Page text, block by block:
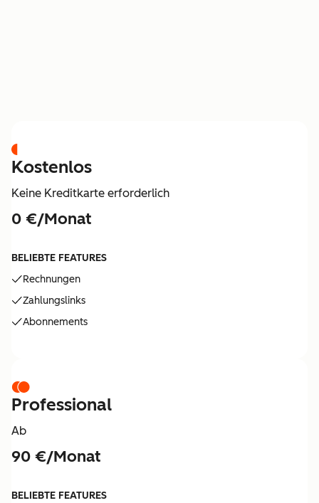
Kostenlos
Keine Kreditkarte erforderlich
0 €/Monat
BELIEBTE FEATURES
Rechnungen
Zahlungslinks
Abonnements
Professional
Ab
90 €/Monat
BELIEBTE FEATURES